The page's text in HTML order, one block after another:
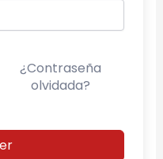
¿Contraseña
olvidada?